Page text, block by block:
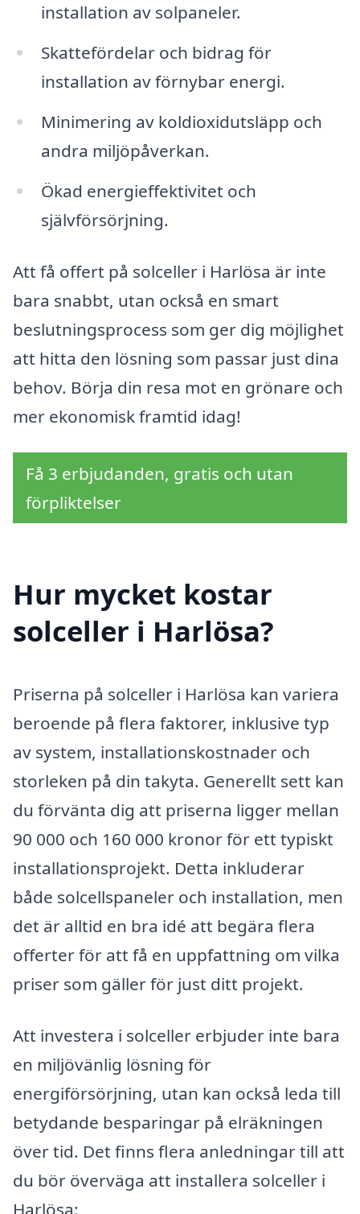
installation av solpaneler.
Skattefördelar och bidrag för
installation av förnybar energi.
Minimering av koldioxidutsläpp och
andra miljöpåverkan.
Ökad energieffektivitet och
självförsörjning.
Att få offert på solceller i Harlösa är inte
bara snabbt, utan också en smart
beslutningsprocess som ger dig möjlighet
att hitta den lösning som passar just dina
behov. Börja din resa mot en grönare och
mer ekonomisk framtid idag!
Få 3 erbjudanden, gratis och utan
förpliktelser
Hur mycket kostar
solceller i Harlösa?
Priserna på solceller i Harlösa kan variera
beroende på flera faktorer, inklusive typ
av system, installationskostnader och
storleken på din takyta. Generellt sett kan
du förvänta dig att priserna ligger mellan
90 000 och 160 000 kronor för ett typiskt
installationsprojekt. Detta inkluderar
både solcellspaneler och installation, men
det är alltid en bra idé att begära flera
offerter för att få en uppfattning om vilka
priser som gäller för just ditt projekt.
Att investera i solceller erbjuder inte bara
en miljövänlig lösning för
energiförsörjning, utan kan också leda till
betydande besparingar på elräkningen
över tid. Det finns flera anledningar till att
du bör överväga att installera solceller i
Harlösa: